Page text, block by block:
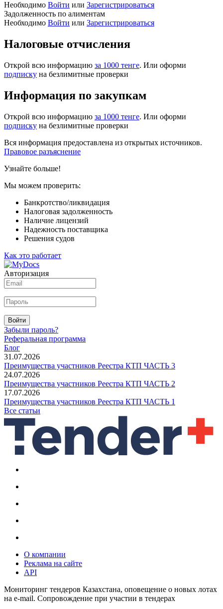
Необходимо Войти или Зарегистрироваться
Задолженность по алиментам
Необходимо Войти или Зарегистрироваться
Налоговые отчисления
Открой всю информацию за 1000 тенге. Или оформи
подписку на безлимитные проверки
Информация по закупкам
Открой всю информацию за 1000 тенге. Или оформи
подписку на безлимитные проверки
Вся информация предоставлена из открытых источников.
Правовое разъяснение
Узнайте больше!
Мы можем проверить:
Банкротство/ликвидация
Налоговая задолженность
Наличие лицензий
Надежность поставщика
Решения судов
Как это работает
Авторизация
Войти
Забыли пароль?
Реферальная программа
Блог
31.07.2026
Преимущества участников Реестра КТП ЧАСТЬ 3
24.07.2026
Преимущества участников Реестра КТП ЧАСТЬ 2
17.07.2026
Преимущества участников Реестра КТП ЧАСТЬ 1
Все статьи
О компании
Реклама на сайте
API
Мониторинг тендеров Казахстана, оповещение о новых лотах
на e-mail. Сопровождение при участии в тендерах